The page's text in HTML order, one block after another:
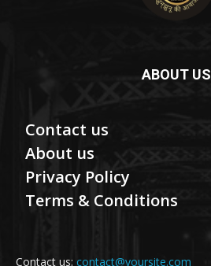
ABOUT US
Contact us
About us
Privacy Policy
Terms & Conditions
Contact us: contact@yoursite.com